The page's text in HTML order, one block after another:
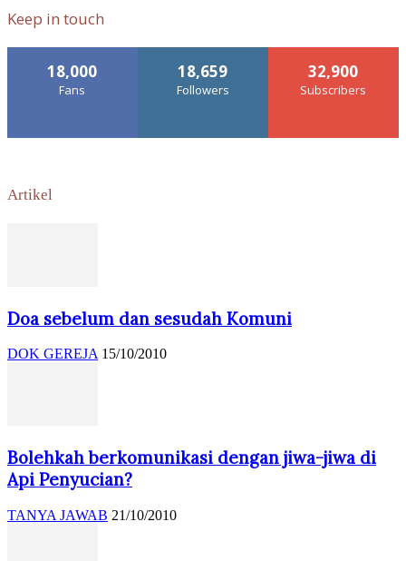
Keep in touch
18,000
Fans
18,659
Followers
32,900
Subscribers
Artikel
Doa sebelum dan sesudah Komuni
DOK GEREJA 15/10/2010
Bolehkah berkomunikasi dengan jiwa-jiwa di
Api Penyucian?
TANYA JAWAB 21/10/2010